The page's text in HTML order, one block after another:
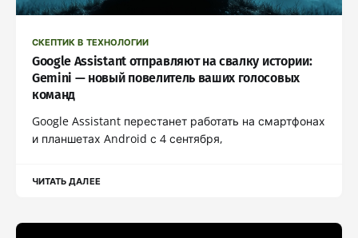
СКЕПТИК В ТЕХНОЛОГИИ
Google Assistant отправляют на свалку истории:
Gemini — новый повелитель ваших голосовых
команд
Google Assistant перестанет работать на смартфонах
и планшетах Android с 4 сентября,
ЧИТАТЬ ДАЛЕЕ